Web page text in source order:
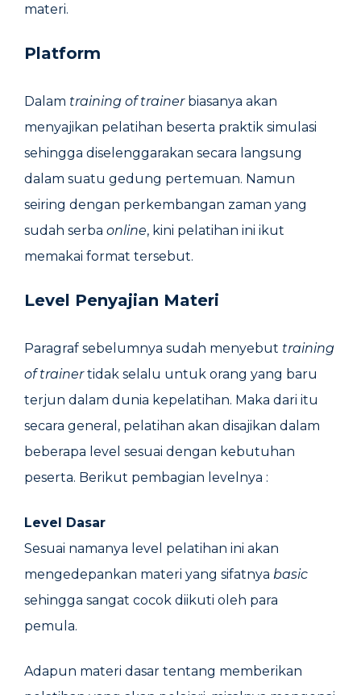
materi.
Platform
Dalam training of trainer biasanya akan
menyajikan pelatihan beserta praktik simulasi
sehingga diselenggarakan secara langsung
dalam suatu gedung pertemuan. Namun
seiring dengan perkembangan zaman yang
sudah serba online, kini pelatihan ini ikut
memakai format tersebut.
Level Penyajian Materi
Paragraf sebelumnya sudah menyebut training
of trainer tidak selalu untuk orang yang baru
terjun dalam dunia kepelatihan. Maka dari itu
secara general, pelatihan akan disajikan dalam
beberapa level sesuai dengan kebutuhan
peserta. Berikut pembagian levelnya :
Level Dasar
Sesuai namanya level pelatihan ini akan
mengedepankan materi yang sifatnya basic
sehingga sangat cocok diikuti oleh para
pemula.
Adapun materi dasar tentang memberikan